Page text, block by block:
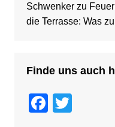
Schwenkerzu
die Terrasse: Was
Finde uns auch
F